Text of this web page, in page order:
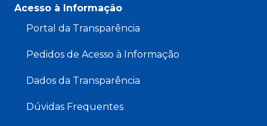
Acesso à Informação
Portal da Transparência
Pedidos de Acesso à Informação
Dados da Transparência
Dúvidas Frequentes